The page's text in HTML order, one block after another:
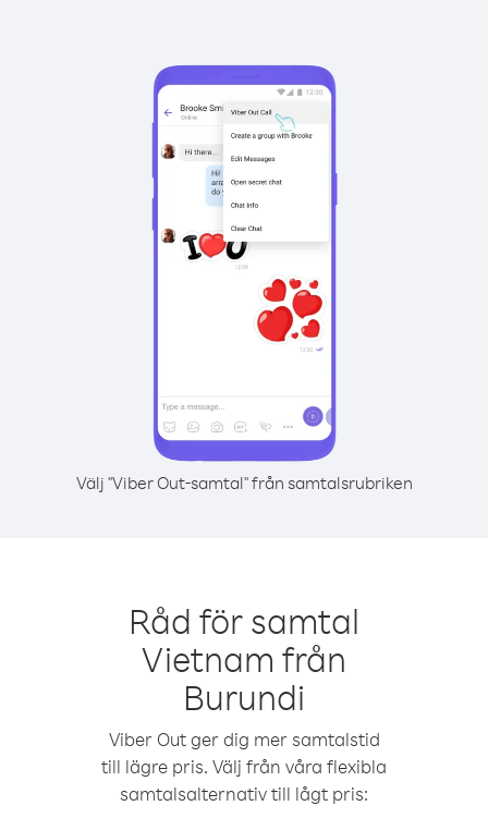
Välj "Viber Out-samtal" från samtalsrubriken
Råd för samtal
Vietnam från
Burundi
Viber Out ger dig mer samtalstid
till lägre pris. Välj från våra flexibla
samtalsalternativ till lågt pris: